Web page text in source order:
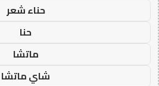
حناء شعر
حنا
ماتشا
شاي ماتشا